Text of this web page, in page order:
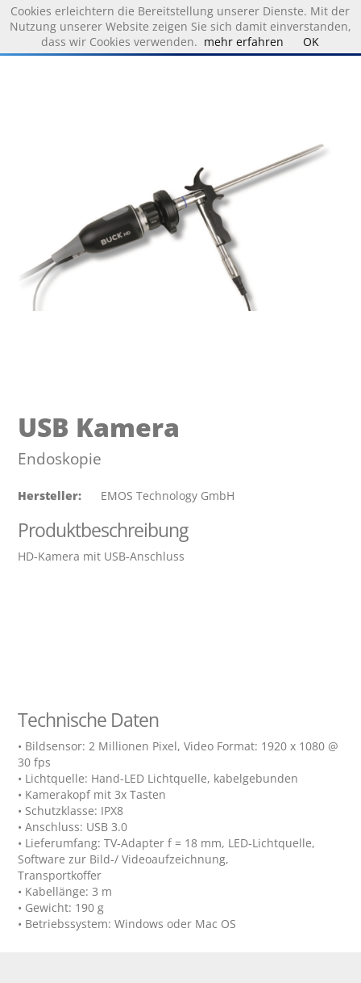
Funktionsdiagnostik des Mittelohres
Vestibular Diagnostik
Support & News
News
Downloads
Über HOMOTH
Geschichte
Zertifizierung
Kontakt
Shop
USB Kamera
Endoskopie
Hersteller: EMOS Technology GmbH
Produktbeschreibung
HD-Kamera mit USB-Anschluss
Technische Daten
• Bildsensor: 2 Millionen Pixel, Video Format: 1920 x 1080 @
30 fps
• Lichtquelle: Hand-LED Lichtquelle, kabelgebunden
• Kamerakopf mit 3x Tasten
• Schutzklasse: IPX8
• Anschluss: USB 3.0
• Lieferumfang: TV-Adapter f = 18 mm, LED-Lichtquelle,
Software zur Bild-/ Videoaufzeichnung,
Transportkoffer
• Kabellänge: 3 m
• Gewicht: 190 g
• Betriebssystem: Windows oder Mac OS
Cookies erleichtern die Bereitstellung unserer Dienste. Mit der
Nutzung unserer Website zeigen Sie sich damit einverstanden,
dass wir Cookies verwenden. mehr erfahren OK